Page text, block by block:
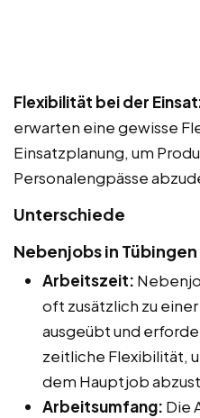
Flexibilität bei der
erwarten eine gewisse
Einsatzplanung, um
Personalengpässe
Unterschiede
Nebenjobs in Tübingen
Arbeitszeit:
oft zusätzlich zu
ausgeübt und
zeitliche Flexibilität,
dem Hauptjob
Arbeitsumfang: Die